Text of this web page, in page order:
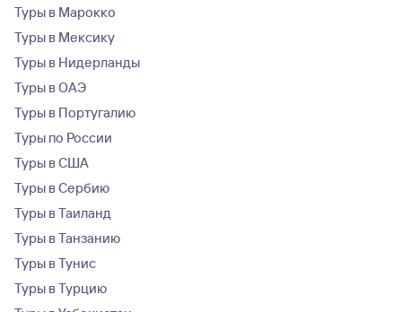
Туры в Марокко
Туры в Мексику
Туры в Нидерланды
Туры в ОАЭ
Туры в Португалию
Туры по России
Туры в США
Туры в Сербию
Туры в Таиланд
Туры в Танзанию
Туры в Тунис
Туры в Турцию